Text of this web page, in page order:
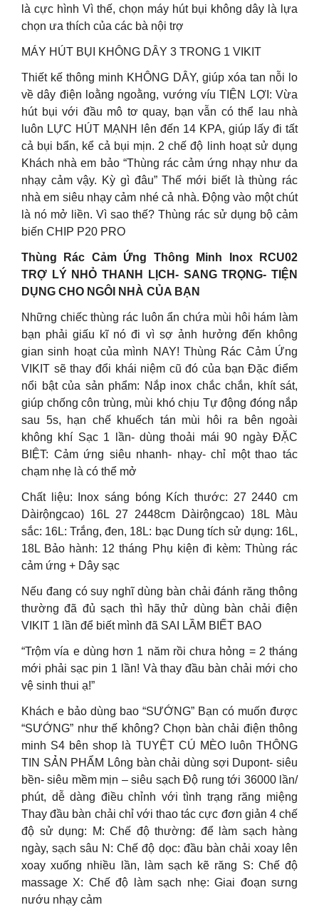
là cực hình Vì thế, chọn máy hút bụi không dây là lựa
chọn ưa thích của các bà nội trợ
MÁY HÚT BỤI KHÔNG DÂY 3 TRONG 1 VIKIT
Thiết kế thông minh KHÔNG DÂY, giúp xóa tan nỗi lo
về dây điện loằng ngoằng, vướng víu TIỆN LỢI: Vừa
hút bụi với đầu mô tơ quay, bạn vẫn có thể lau nhà
luôn LỰC HÚT MẠNH lên đến 14 KPA, giúp lấy đi tất
cả bụi bẩn, kể cả bụi mịn. 2 chế độ linh hoạt sử dụng
Khách nhà em bảo “Thùng rác cảm ứng nhạy như da
nhạy cảm vậy. Kỳ gì đâu” Thế mới biết là thùng rác
nhà em siêu nhạy cảm nhé cả nhà. Động vào một chút
là nó mở liền. Vì sao thế? Thùng rác sử dụng bộ cảm
biến CHIP P20 PRO
Thùng Rác Cảm Ứng Thông Minh Inox RCU02
TRỢ LÝ NHỎ THANH LỊCH- SANG TRỌNG- TIỆN
DỤNG CHO NGÔI NHÀ CỦA BẠN
Những chiếc thùng rác luôn ẩn chứa mùi hôi hám làm
bạn phải giấu kĩ nó đi vì sợ ảnh hưởng đến không
gian sinh hoạt của mình NAY! Thùng Rác Cảm Ứng
VIKIT sẽ thay đổi khái niệm cũ đó của bạn Đặc điểm
nổi bật của sản phẩm: Nắp inox chắc chắn, khít sát,
giúp chống côn trùng, mùi khó chịu Tự động đóng nắp
sau 5s, hạn chế khuếch tán mùi hôi ra bên ngoài
không khí Sạc 1 lần- dùng thoải mái 90 ngày ĐẶC
BIỆT: Cảm ứng siêu nhanh- nhạy- chỉ một thao tác
chạm nhẹ là có thể mở
Chất liệu: Inox sáng bóng Kích thước: 27 2440 cm
Dàirộngcao) 16L 27 2448cm Dàirộngcao) 18L Màu
sắc: 16L: Trắng, đen, 18L: bạc Dung tích sử dụng: 16L,
18L Bảo hành: 12 tháng Phụ kiện đi kèm: Thùng rác
cảm ứng + Dây sạc
Nếu đang có suy nghĩ dùng bàn chải đánh răng thông
thường đã đủ sạch thì hãy thử dùng bàn chải điện
VIKIT 1 lần để biết mình đã SAI LẦM BIẾT BAO
“Trộm vía e dùng hơn 1 năm rồi chưa hỏng = 2 tháng
mới phải sạc pin 1 lần! Và thay đầu bàn chải mới cho
vệ sinh thui ạ!”
Khách e bảo dùng bao “SƯỚNG” Bạn có muốn được
“SƯỚNG” như thế không? Chọn bàn chải điện thông
minh S4 bên shop là TUYỆT CÚ MÈO luôn THÔNG
TIN SẢN PHẨM Lông bàn chải dùng sợi Dupont- siêu
bền- siêu mềm mịn – siêu sạch Độ rung tới 36000 lần/
phút, dễ dàng điều chỉnh với tình trạng răng miệng
Thay đầu bàn chải chỉ với thao tác cực đơn giản 4 chế
độ sử dụng: M: Chế độ thường: để làm sạch hàng
ngày, sạch sâu N: Chế độ dọc: đầu bàn chải xoay lên
xoay xuống nhiều lần, làm sạch kẽ răng S: Chế độ
massage X: Chế độ làm sạch nhẹ: Giai đoạn sưng
nướu nhạy cảm